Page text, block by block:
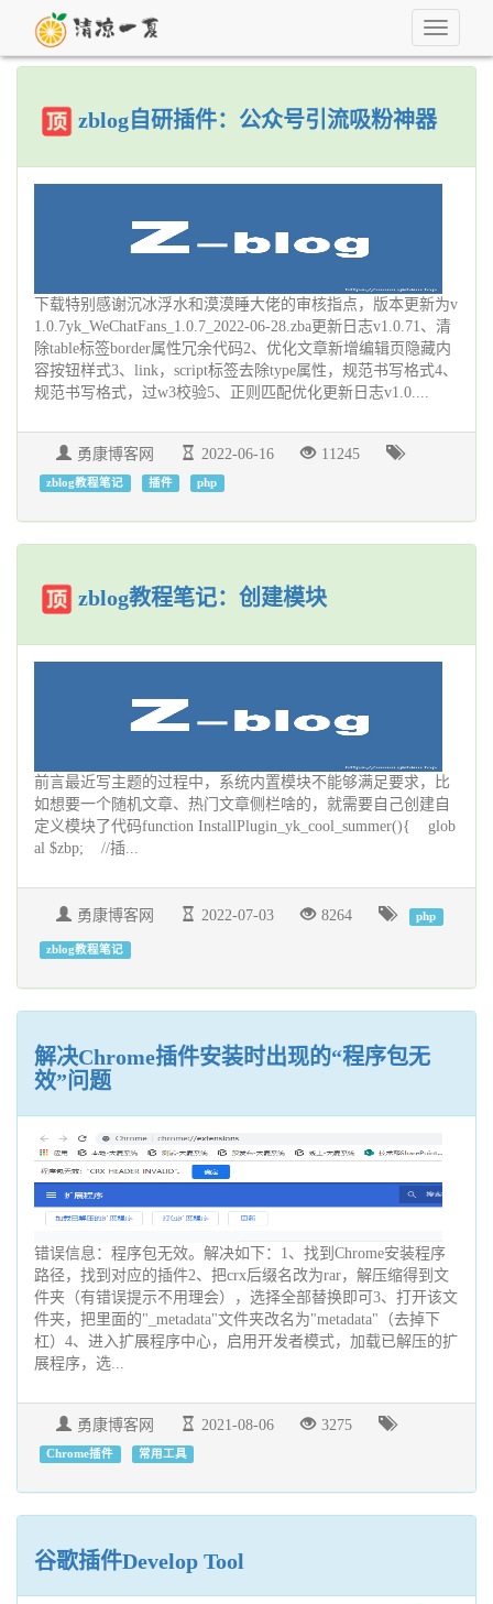
Toggle
zblog自研插件：公众号引流吸粉神器
下载特别感谢沉冰浮水和漠漠睡大佬的审核指点，版本更新为v
1.0.7yk_WeChatFans_1.0.7_2022-06-28.zba更新日志v1.0.71、清
除table标签border属性冗余代码2、优化文章新增编辑页隐藏内
容按钮样式3、link，script标签去除type属性，规范书写格式4、
规范书写格式，过w3校验5、正则匹配优化更新日志v1.0....
勇康博客网 2022-06-16 11245
zblog教程笔记 插件 php
zblog教程笔记：创建模块
前言最近写主题的过程中，系统内置模块不能够满足要求，比
如想要一个随机文章、热门文章侧栏啥的，就需要自己创建自
定义模块了代码function InstallPlugin_yk_cool_summer(){ glob
al $zbp; //插...
勇康博客网 2022-07-03 8264 php
zblog教程笔记
解决Chrome插件安装时出现的“程序包无
效”问题
错误信息：程序包无效。解决如下：1、找到Chrome安装程序
路径，找到对应的插件2、把crx后缀名改为rar，解压缩得到文
件夹（有错误提示不用理会），选择全部替换即可3、打开该文
件夹，把里面的"_metadata"文件夹改名为"metadata"（去掉下
杠）4、进入扩展程序中心，启用开发者模式，加载已解压的扩
展程序，选...
勇康博客网 2021-08-06 3275
Chrome插件 常用工具
谷歌插件Develop Tool